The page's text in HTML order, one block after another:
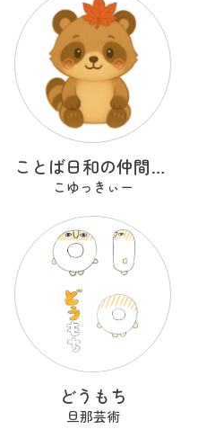
ことば日和の仲間たち たぬぽん
こゆっきぃー
どうもち
旦那芸術